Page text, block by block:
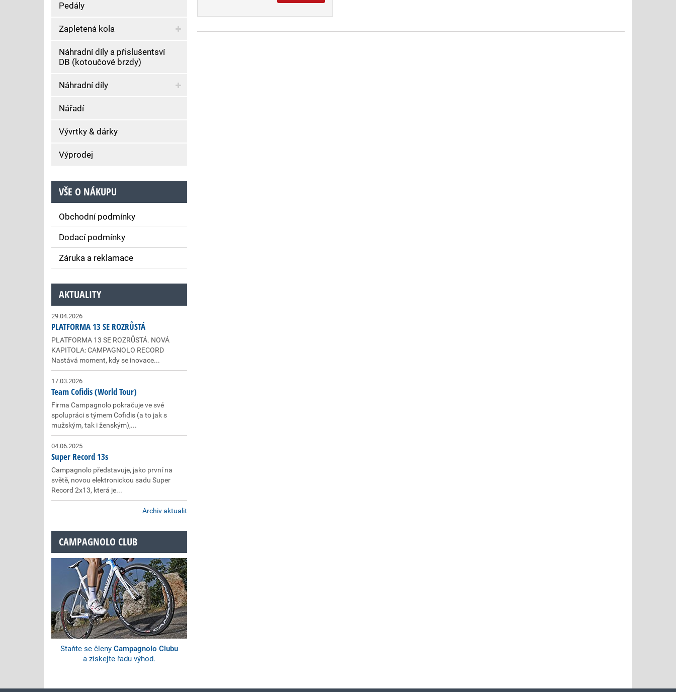
Pedály
Zapletená kola
Náhradní díly a přislušentsví
DB (kotoučové brzdy)
Náhradní díly
Nářadí
Vývrtky & dárky
Výprodej
VŠE O NÁKUPU
Obchodní podmínky
Dodací podmínky
Záruka a reklamace
AKTUALITY
29.04.2026
PLATFORMA 13 SE ROZRŮSTÁ
PLATFORMA 13 SE ROZRŮSTÁ. NOVÁ
KAPITOLA: CAMPAGNOLO RECORD
Nastává moment, kdy se inovace...
17.03.2026
Team Cofidis (World Tour)
Firma Campagnolo pokračuje ve své
spolupráci s týmem Cofidis (a to jak s
mužským, tak i ženským),...
04.06.2025
Super Record 13s
Campagnolo představuje, jako první na
světě, novou elektronickou sadu Super
Record 2x13, která je...
Archiv aktualit
CAMPAGNOLO CLUB
Staňte se členy Campagnolo Clubu
a získejte řadu výhod.